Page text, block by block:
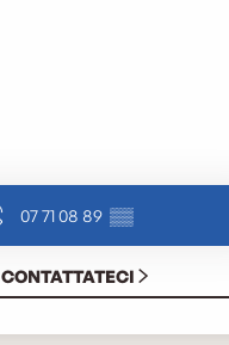
07 71 08 89 ▒▒
CONTATTATECI